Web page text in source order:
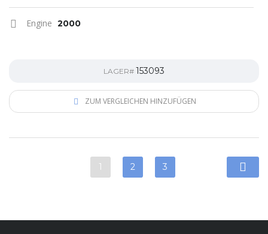
Engine 2000
LAGER# 153093
ZUM VERGLEICHEN HINZUFÜGEN
1 2 3